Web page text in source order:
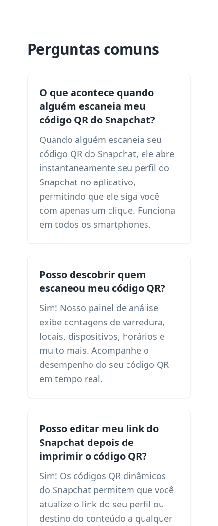
Perguntas comuns
O que acontece quando
alguém escaneia meu
código QR do Snapchat?
Quando alguém escaneia seu
código QR do Snapchat, ele abre
instantaneamente seu perfil do
Snapchat no aplicativo,
permitindo que ele siga você
com apenas um clique. Funciona
em todos os smartphones.
Posso descobrir quem
escaneou meu código QR?
Sim! Nosso painel de análise
exibe contagens de varredura,
locais, dispositivos, horários e
muito mais. Acompanhe o
desempenho do seu código QR
em tempo real.
Posso editar meu link do
Snapchat depois de
imprimir o código QR?
Sim! Os códigos QR dinâmicos
do Snapchat permitem que você
atualize o link do seu perfil ou
destino do conteúdo a qualquer